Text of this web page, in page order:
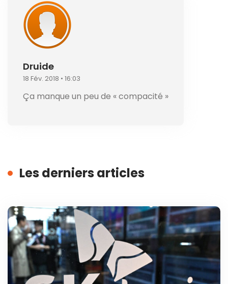
Druide
18 Fév. 2018 • 16:03
Ça manque un peu de « compacité »
Les derniers articles